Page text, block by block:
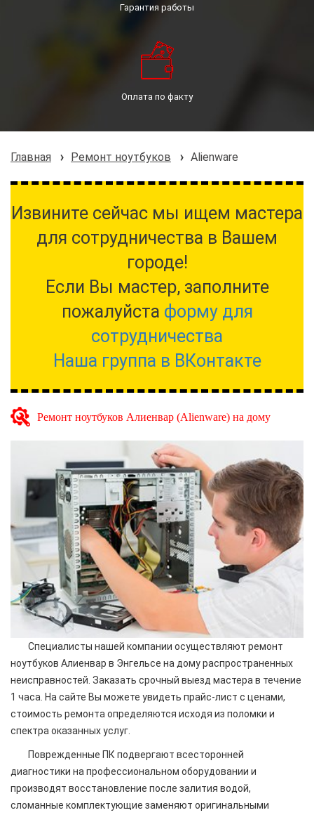
Гарантия работы
Оплата по факту
Главная Ремонт ноутбуков Alienware
Извините сейчас мы ищем мастера
для сотрудничества в Вашем
городе!
Если Вы мастер, заполните
пожалуйста форму для
сотрудничества
Наша группа в ВКонтакте
Ремонт ноутбуков Алиенвар (Alienware) на дому
Специалисты нашей компании осуществляют ремонт
ноутбуков Алиенвар в Энгельсе на дому распространенных
неисправностей. Заказать срочный выезд мастера в течение
1 часа. На сайте Вы можете увидеть прайс-лист с ценами,
стоимость ремонта определяются исходя из поломки и
спектра оказанных услуг.
Поврежденные ПК подвергают всесторонней
диагностики на профессиональном оборудовании и
производят восстановление после залития водой,
сломанные комплектующие заменяют оригинальными